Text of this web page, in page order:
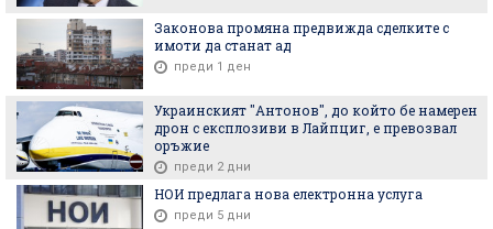
Законова промяна предвижда сделките с
имоти да станат ад
преди 1 ден
Украинският "Антонов", до който бе намерен
дрон с експлозиви в Лайпциг, е превозвал
оръжие
преди 2 дни
НОИ предлага нова електронна услуга
преди 5 дни